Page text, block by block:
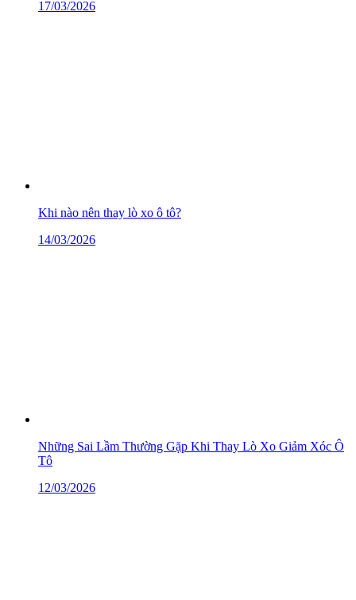
17/03/2026
Khi nào nên thay lò xo ô tô?
14/03/2026
Những Sai Lầm Thường Gặp Khi Thay Lò Xo Giảm Xóc Ô
Tô
12/03/2026